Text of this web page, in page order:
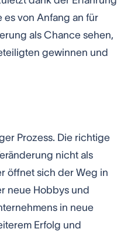
es von Anfang an für
als Chance sehen,
gewinnen und
Prozess. Die richtige
nicht als
öffnet sich der Weg in
neue Hobbys und
in neue
Erfolg und